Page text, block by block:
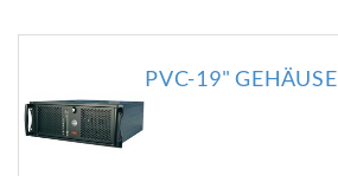
PVC-19" GEHÄUSE